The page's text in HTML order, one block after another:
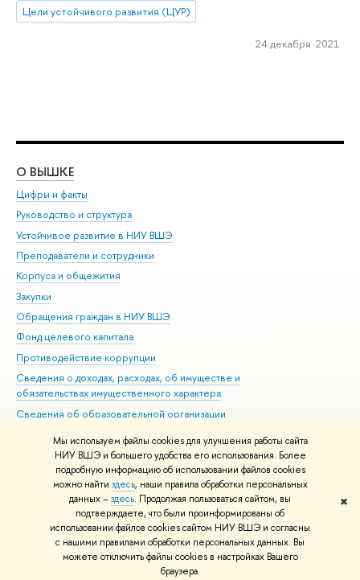
Мы используем файлы cookies для улучшения работы сайта
НИУ ВШЭ и большего удобства его использования. Более
подробную информацию об использовании файлов cookies
можно найти здесь, наши правила обработки персональных
данных –здесь. Продолжая пользоваться сайтом, вы
подтверждаете, что были проинформированы об
использовании файлов cookies сайтом НИУ ВШЭ и согласны
с нашими правилами обработки персональных данных. Вы
можете отключить файлы cookies в настройках Вашего
браузера.
✖
Цели устойчивого развития (ЦУР)
24 декабря 2021
О ВЫШКЕ
Цифры и факты
Руководство и структура
Устойчивое развитие в НИУ ВШЭ
Преподаватели и сотрудники
Корпуса и общежития
Закупки
Обращения граждан в НИУ ВШЭ
Фонд целевого капитала
Противодействие коррупции
Сведения о доходах, расходах, об имуществе и
обязательствах имущественного характера
Сведения об образовательной организации
Людям с ограниченными возможностями здоровья
Единая платежная страница
Работа в Вышке
© НИУ ВШЭ 1993–2026 Адреса и контакты Условия использования
материалов Политика конфиденциальности Карта сайта
Шрифты HSE Sans и HSE Slab разработаны вШколе дизайна НИУ ВШЭ